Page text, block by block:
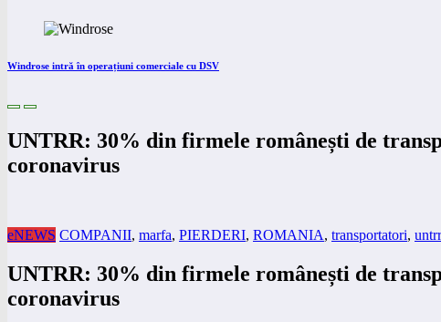
Windrose intră în operațiuni comerciale cu DSV
UNTRR: 30% din firmele românești de
coronavirus
eNEWS COMPANII, marfa, PIERDERI, ROMANIA, transportatori, untrr
UNTRR: 30% din firmele românești de
coronavirus